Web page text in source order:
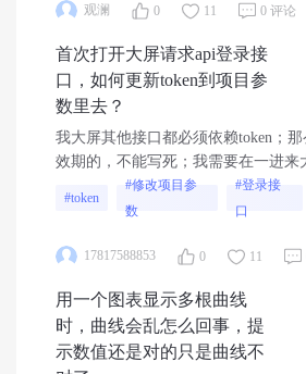
观澜 0 11 0 评论
首次打开大屏请求api登录接
口，如何更新token到项目参
数里去？
我大屏其他接口都必须依赖token；
效期的，不能写死；我需要在一进来
接口登录上去返回token保存起来，
数里去，请问这个操作要怎么实现？
#token
#修改项目参
数
#登录接
口
17817588853 0 11
用一个图表显示多根曲线
时，曲线会乱怎么回事，提
示数值还是对的只是曲线不